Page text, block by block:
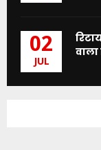
02
JUL
वाला